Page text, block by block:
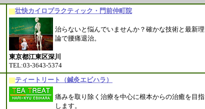
壮快カイロプラクティック・門前仲町院
治らないと悩んでいませんか？確かな技術と最新理
論で腰痛退治。
東京都江東区深川
TEL:03-3643-5374
ティートリート（鍼灸エビハラ）
痛みを取り除く治療を中心に根本からの治癒を目指
します。